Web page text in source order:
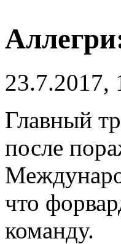
23.7.2017,
Главный
после
что
команду.